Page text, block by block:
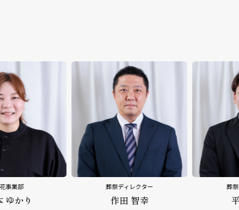
葬祭ディレクター
作田 智幸
葬祭ディレクター
平野 拓也